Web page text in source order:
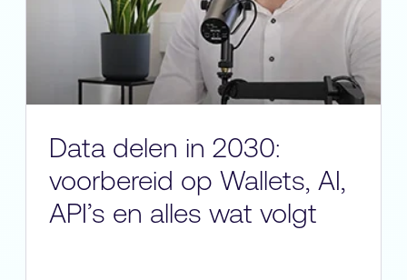
Data delen in 2030:
voorbereid op Wallets, AI,
API’s en alles wat volgt